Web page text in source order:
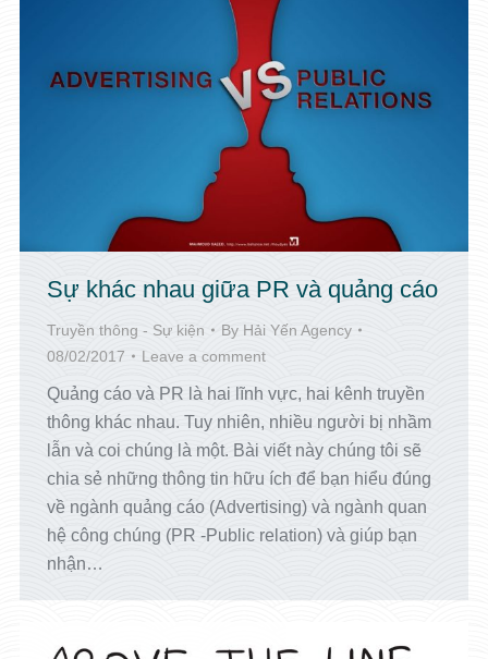
Sự khác nhau giữa PR và quảng cáo
Truyền thông - Sự kiện By Hải Yến Agency
08/02/2017
Leave a comment
Quảng cáo và PR là hai lĩnh vực, hai kênh truyền
thông khác nhau. Tuy nhiên, nhiều người bị nhầm
lẫn và coi chúng là một. Bài viết này chúng tôi sẽ
chia sẻ những thông tin hữu ích để bạn hiểu đúng
về ngành quảng cáo (Advertising) và ngành quan
hệ công chúng (PR -Public relation) và giúp bạn
nhận…